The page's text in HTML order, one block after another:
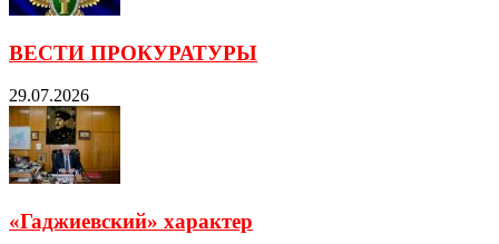
ВЕСТИ ПРОКУРАТУРЫ
29.07.2026
«Гаджиевский» характер